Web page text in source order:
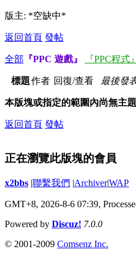
版主: *空缺中*
返回首頁 發帖
全部 『PPC 遊戲』 『PPC程式』
標題作者 回復/查看 最後發
本版塊或指定的範圍內尚無主題
返回首頁 發帖
正在瀏覽此版塊的會員
x2bbs |聯繫我們 |Archiver|WAP
GMT+8, 2026-8-6 07:39,
Powered by Discuz! 7.0.0
© 2001-2009 Comsenz Inc.